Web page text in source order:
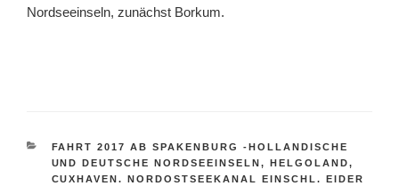
Nordseeinseln, zunächst Borkum.
KATEGORIEN
FAHRT 2017 AB SPAKENBURG -HOLLANDISCHE
UND DEUTSCHE NORDSEEINSELN, HELGOLAND,
CUXHAVEN. NORDOSTSEEKANAL EINSCHL. EIDER